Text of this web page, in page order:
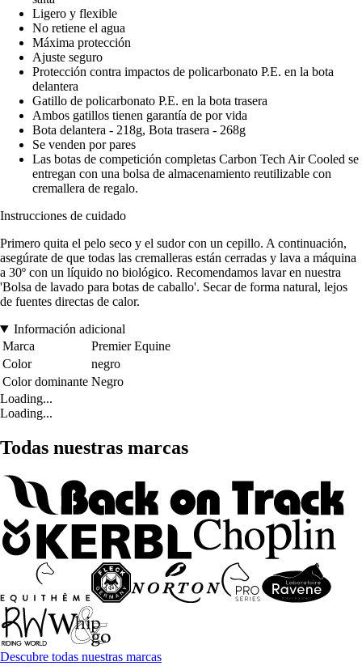
Ligero y flexible
No retiene el agua
Máxima protección
Ajuste seguro
Protección contra impactos de policarbonato P.E. en la bota
delantera
Gatillo de policarbonato P.E. en la bota trasera
Ambos gatillos tienen garantía de por vida
Bota delantera - 218g, Bota trasera - 268g
Se venden por pares
Las botas de competición completas Carbon Tech Air Cooled se
entregan con una bolsa de almacenamiento reutilizable con
cremallera de regalo.
Instrucciones de cuidado
Primero quita el pelo seco y el sudor con un cepillo. A continuación,
asegúrate de que todas las cremalleras están cerradas y lava a máquina
a 30º con un líquido no biológico. Recomendamos lavar en nuestra
'Bolsa de lavado para botas de caballo'. Secar de forma natural, lejos
de fuentes directas de calor.
Información adicional
Marca
Premier Equine
Color
negro
Color dominante Negro
Loading...
Loading...
Todas nuestras marcas
Descubre todas nuestras marcas